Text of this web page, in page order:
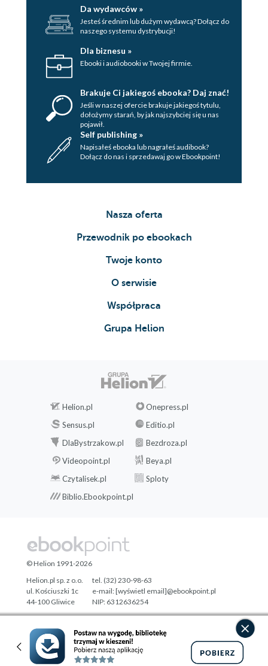
Da wydawców »
Jesteś średnim lub dużym wydawcą? Dołącz do
naszego systemu dystrybucji!
Dla biznesu »
Ebooki i audiobooki w Twojej firmie.
Brakuje Ci jakiegoś ebooka? Daj znać!
Jeśli w naszej ofercie brakuje jakiegoś tytulu,
dołożymy starań, by jak najszybciej się u nas
pojawił.
Self publishing »
Napisałeś ebooka lub nagrałeś audibook?
Dołącz do nas i sprzedawaj go w Ebookpoint!
Nasza oferta
Przewodnik po ebookach
Twoje konto
O serwisie
Współpraca
Grupa Helion
Helion.pl
Onepress.pl
Sensus.pl
Editio.pl
DlaBystrzakow.pl
Bezdroza.pl
Videopoint.pl
Beya.pl
Czytalisek.pl
Sploty
Biblio.Ebookpoint.pl
Designed with ♥ byTonik.pl
© Helion 1991-2026
Helion.pl sp. z o.o.
ul. Kościuszki 1c
44-100 Gliwice
tel. (32) 230-98-63
e-mail:[wyświetl email]@ebookpoint.pl
NIP: 6312636254
Regon: 241989027
Pełna wersja strony »